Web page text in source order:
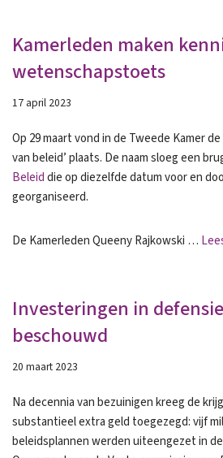
Kamerleden maken
wetenschapstoets
17 april 2023
Op 29 maart vond in de Tweede Kamer
van beleid’ plaats. De naam sloeg een
Beleiddie op diezelfde datum voor en
georganiseerd.
De Kamerleden Queeny Rajkowski …
Investeringen in
beschouwd
20 maart 2023
Na decennia van bezuinigen kreeg de
substantieel extra geld toegezegd: vijf
beleidsplannen werden uiteengezet in